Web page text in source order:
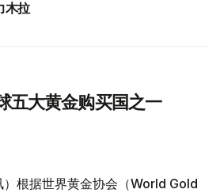
木拉
五大黄金购买国之一
）根据世界黄金协会（World Gold